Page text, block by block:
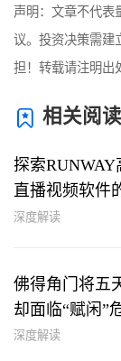
声明：文章不代表
议。投资决策需建
担！转载请注明出
相关阅读
探索RUNWAY
直播视频软件
深度解读
佛得角门将五
却面临“赋闲”
深度解读